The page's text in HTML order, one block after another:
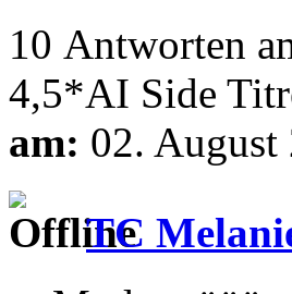
10 Antworten
4,5*AI Side
am: 02.
TC